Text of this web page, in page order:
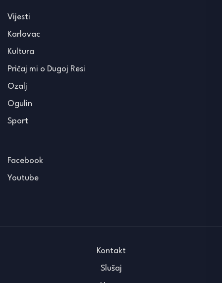
Vijesti
Karlovac
Kultura
Pričaj mi o Dugoj Resi
Ozalj
Ogulin
Sport
Facebook
Youtube
Kontakt
Slušaj